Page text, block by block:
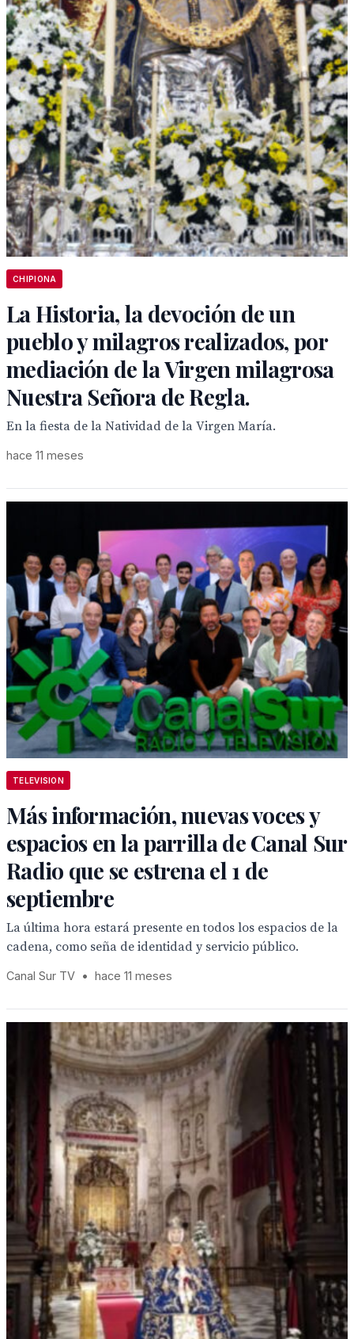
CHIPIONA
La Historia, la devoción de un
pueblo y milagros realizados, por
mediación de la Virgen milagrosa
Nuestra Señora de Regla.
En la fiesta de la Natividad de la Virgen María.
hace 11 meses
TELEVISION
Más información, nuevas voces y
espacios en la parrilla de Canal Sur
Radio que se estrena el 1 de
septiembre
La última hora estará presente en todos los espacios de la
cadena, como seña de identidad y servicio público.
Canal Sur TV • hace 11 meses